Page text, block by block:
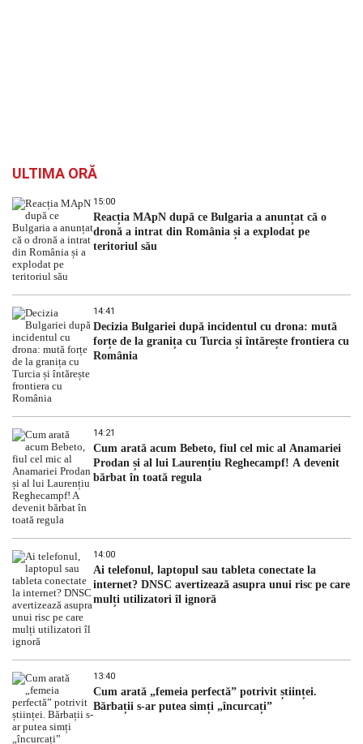
ULTIMA ORĂ
15:00
Reacția MApN după ce Bulgaria a anunțat că o
dronă a intrat din România și a explodat pe
teritoriul său
14:41
Decizia Bulgariei după incidentul cu drona: mută
forțe de la granița cu Turcia și întărește frontiera cu
România
14:21
Cum arată acum Bebeto, fiul cel mic al Anamariei
Prodan și al lui Laurențiu Reghecampf! A devenit
bărbat în toată regula
14:00
Ai telefonul, laptopul sau tableta conectate la
internet? DNSC avertizează asupra unui risc pe care
mulți utilizatori îl ignoră
13:40
Cum arată „femeia perfectă” potrivit științei.
Bărbații s-ar putea simți „încurcați”